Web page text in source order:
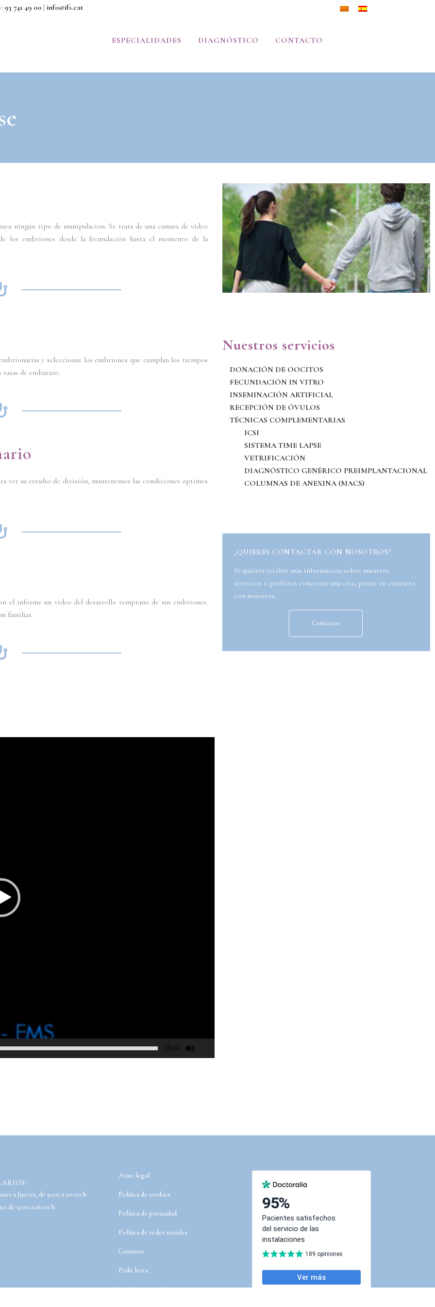
93 741 49 00 | info@ifs.cat
ESPECIALIDADES DIAGNÓSTICO CONTACTO
ningún tipo de manipulación. Se trata de una cámara de video
embriones desde la fecundación hasta el momento de la
y seleccionar los embriones que cumplan los tiempos
de embarazo.
ver su estadio de división, mantenemos las condiciones optimes
el informe un video del desarrollo temprano de sus embriones.
familiar.
Nuestros servicios
DONACIÓN DE OOCITOS
FECUNDACIÓN IN VITRO
INSEMINACIÓN ARTIFICIAL
RECEPCIÓN DE ÓVULOS
TÉCNICAS COMPLEMENTARIAS
ICSI
SISTEMA TIME LAPSE
VETRIFICACIÓN
DIAGNÓSTICO GENÉRICO PREIMPLANTACIONAL
COLUMNAS DE ANEXINA (MACS)
¿QUIERES CONTACTAR CON NOSOTROS?
Si quieres recibir más información sobre nuestros
servicios o prefieres concertar una cita, ponte en contacto
con nosotros.
Contactar
00:42
a Jueves, de 9:00 a 20:00 h
de 9:00 a 16:00 h
Aviso legal
Política de cookies
Política de privacidad
Política de redes sociales
Contacto
Pedir hora
[cookie_settings]